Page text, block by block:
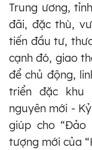
Trung ương,
đãi, đặc thù,
tiến đầu tư,
cạnh đó, giao
để chủ động,
triển đặc khu
nguyên mới -
giúp cho “Đảo
tượng mới của